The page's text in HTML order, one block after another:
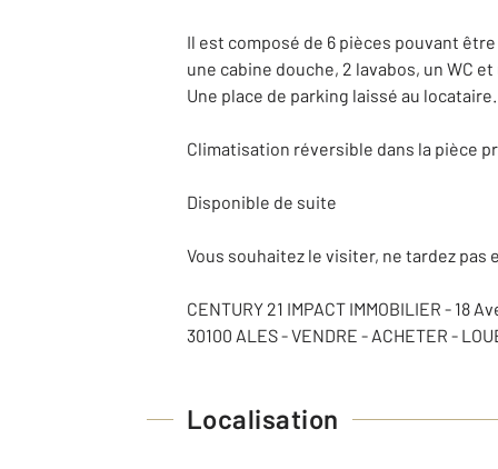
Il est composé de 6 pièces pouvant
une cabine douche, 2 lavabos, un WC
Une place de parking laissé au locataire.
Climatisation réversible dans la pièce
Disponible de suite
Vous souhaitez le visiter, ne tardez pas
CENTURY 21 IMPACT IMMOBILIER - 18
30100 ALES - VENDRE - ACHETER -
Localisation